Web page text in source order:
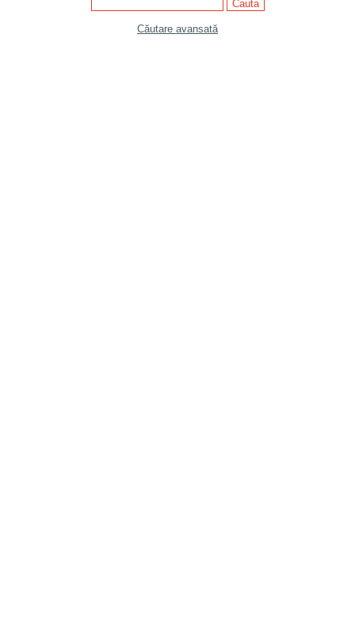
Căutare avansată